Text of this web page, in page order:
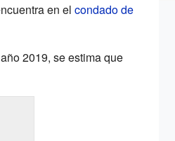
en el condado de
2019, se estima que